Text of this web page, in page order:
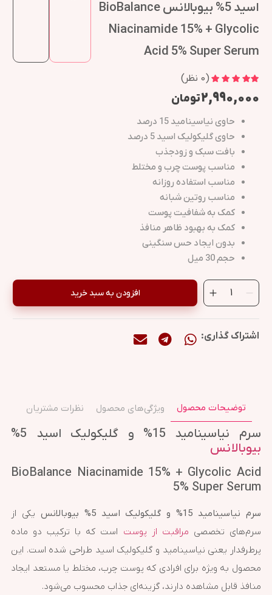
اسید 5% بیوبالانس BioBalance
Niacinamide 15% + Glycolic
Acid 5% Super Serum
(
0 نظر)
۲,۹۹۰,۰۰۰تومان
حاوی نیاسینامید 15 درصد
حاوی گلیکولیک اسید 5 درصد
بافت سبک و زودجذب
مناسب پوست چرب و مختلط
مناسب استفاده روزانه
مناسب روتین شبانه
کمک به شفافیت پوست
کمک به بهبود ظاهر منافذ
بدون ایجاد حس سنگینی
حجم 30 میل
افزودن به سبد خرید
اشتراک گذاری:
توضیحات محصول ویژگی‌های محصول نظرات مشتریان
سرم نیاسینامید 15% و گلیکولیک اسید 5%
بیوبالانس
BioBalance Niacinamide 15% + Glycolic Acid
5% Super Serum
سرم نیاسینامید 15% و گلیکولیک اسید 5% بیوبالانس
یکی از
سرم‌های تخصصی مراقبت از پوست است که با ترکیب دو ماده
پرطرفدار یعنی نیاسینامید و گلیکولیک اسید طراحی شده است. این
محصول به ویژه برای افرادی که پوست چرب، مختلط یا مستعد ایجاد
منافذ قابل مشاهده دارند، گزینه‌ای جذاب محسوب می‌شود.